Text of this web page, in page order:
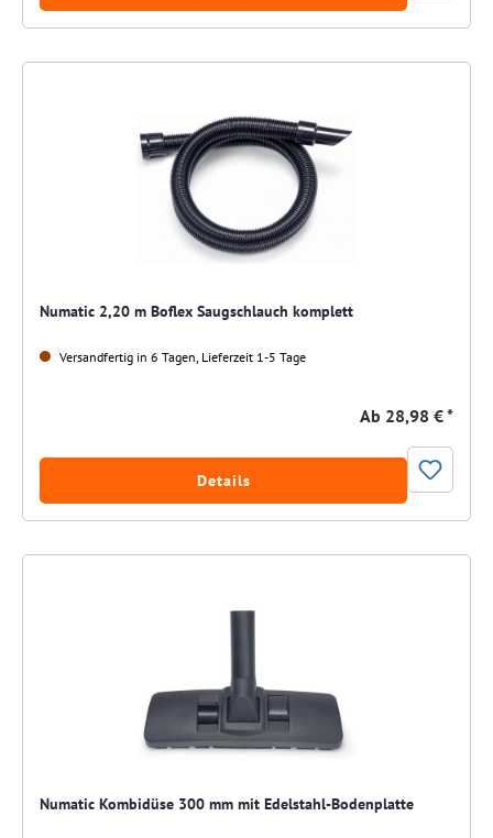
Numatic 2,20 m Boflex Saugschlauch komplett
Versandfertig in 6 Tagen, Lieferzeit 1-5 Tage
Ab 28,98 € *
Details
Numatic Kombidüse 300 mm mit Edelstahl-Bodenplatte